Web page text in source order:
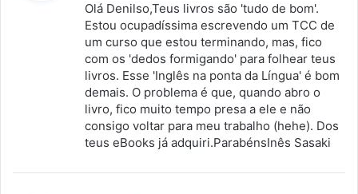
s
e
:
Olá Denilso,Teus livros são 'tudo de bom'.
Estou ocupadíssima escrevendo um TCC de
um curso que estou terminando, mas, fico
com os 'dedos formigando' para folhear teus
livros. Esse 'Inglês na ponta da Língua' é bom
demais. O problema é que, quando abro o
livro, fico muito tempo presa a ele e não
consigo voltar para meu trabalho (hehe). Dos
teus eBooks já adquiri.ParabénsInês Sasaki